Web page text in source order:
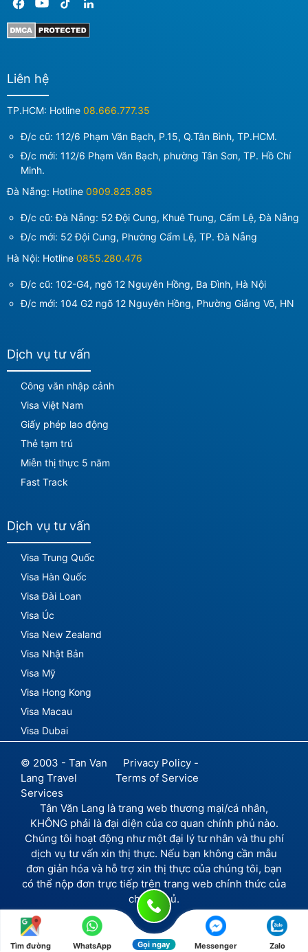
Liên hệ
TP.HCM: Hotline 08.666.777.35
Đ/c cũ: 112/6 Phạm Văn Bạch, P.15, Q.Tân Bình, TP.HCM.
Đ/c mới: 112/6 Phạm Văn Bạch, phường Tân Sơn, TP. Hồ Chí
Minh.
Đà Nẵng: Hotline 0909.825.885
Đ/c cũ: Đà Nẵng: 52 Đội Cung, Khuê Trung, Cẩm Lệ, Đà Nẵng
Đ/c mới: 52 Đội Cung, Phường Cẩm Lệ, TP. Đà Nẵng
Hà Nội: Hotline 0855.280.476
Đ/c cũ: 102-G4, ngõ 12 Nguyên Hồng, Ba Đình, Hà Nội
Đ/c mới: 104 G2 ngõ 12 Nguyên Hồng, Phường Giảng Võ, HN
Dịch vụ tư vấn
Công văn nhập cảnh
Visa Việt Nam
Giấy phép lao động
Thẻ tạm trú
Miễn thị thực 5 năm
Fast Track
Dịch vụ tư vấn
Visa Trung Quốc
Visa Hàn Quốc
Visa Đài Loan
Visa Úc
Visa New Zealand
Visa Nhật Bản
Visa Mỹ
Visa Hong Kong
Visa Macau
Visa Dubai
© 2003 - Tan Van
Lang Travel
Services
Privacy Policy -
Terms of Service
Tân Văn Lang là trang web thương mại/cá nhân,
KHÔNG phải là đại diện của cơ quan chính phủ nào.
Chúng tôi hoạt động như một đại lý tư nhân và thu phí
dịch vụ tư vấn xin thị thực. Nếu bạn không cần mẫu
đơn giản hóa và hỗ trợ xin thị thực của chúng tôi, bạn
có thể nộp đơn trực tiếp trên trang web chính thức của
chính phủ.
Tìm đường WhatsApp Gọi ngay Messenger Zalo